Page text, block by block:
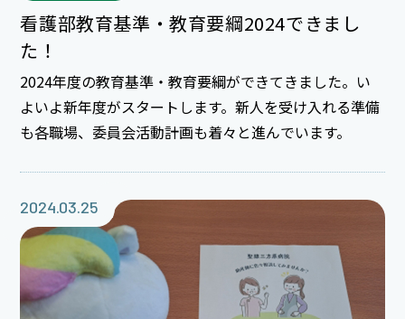
看護部教育基準・教育要綱2024できまし
た！
2024年度の教育基準・教育要綱ができてきました。い
よいよ新年度がスタートします。新人を受け入れる準備
も各職場、委員会活動計画も着々と進んでいます。
2024.03.25